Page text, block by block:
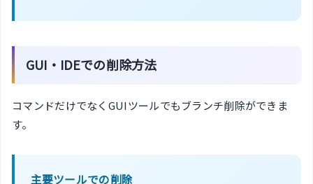
GUI・IDEでの削除方法
コマンドだけでなくGUIツールでもブランチ削除ができま
す。
主要ツールでの削除